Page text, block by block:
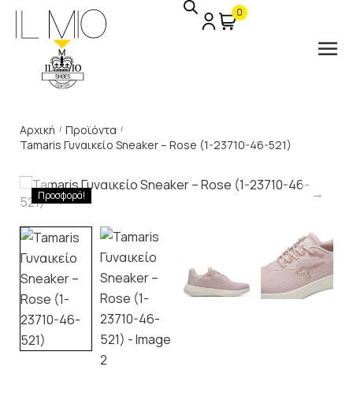
0
Αρχική / Προϊόντα /
Tamaris Γυναικείο Sneaker – Rose (1-23710-46-521)
Προσφορά!